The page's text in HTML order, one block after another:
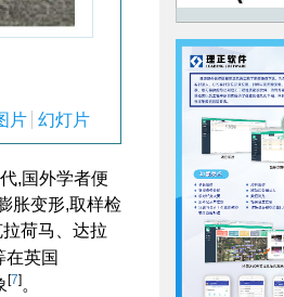
片 幻灯片
,国外学者便
胀变形,取样检
荷马、达拉
在英国
[7]。